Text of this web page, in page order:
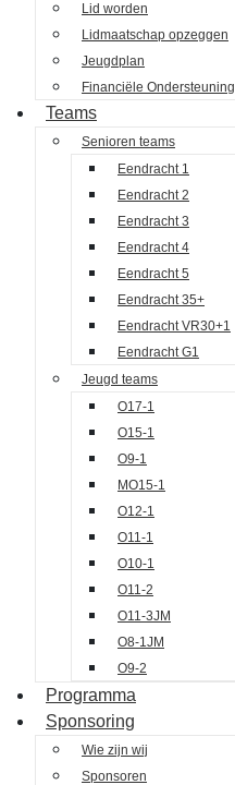
Lid worden
Lidmaatschap opzeggen
Jeugdplan
Financiële Ondersteuning
Teams
Senioren teams
Eendracht 1
Eendracht 2
Eendracht 3
Eendracht 4
Eendracht 5
Eendracht 35+
Eendracht VR30+1
Eendracht G1
Jeugd teams
O17-1
O15-1
O9-1
MO15-1
O12-1
O11-1
O10-1
O11-2
O11-3JM
O8-1JM
O9-2
Programma
Sponsoring
Wie zijn wij
Sponsoren